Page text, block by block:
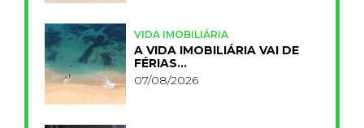
VIDA IMOBILIÁRIA
A VIDA IMOBILIÁRIA VAI DE
FÉRIAS…
07/08/2026